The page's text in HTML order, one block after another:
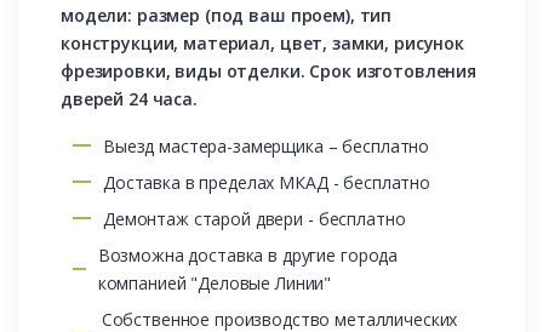
модели: размер (под ваш проем), тип
конструкции, материал, цвет, замки, рисунок
фрезировки, виды отделки. Срок изготовления
дверей 24 часа.
Выезд мастера-замерщика – бесплатно
Доставка в пределах МКАД - бесплатно
Демонтаж старой двери - бесплатно
Возможна доставка в другие города
компанией "Деловые Линии"
Собственное производство металлических